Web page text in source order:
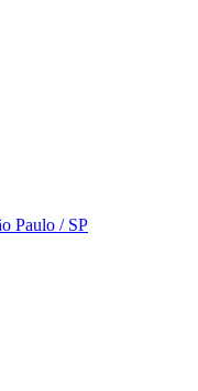
Paulo / SP